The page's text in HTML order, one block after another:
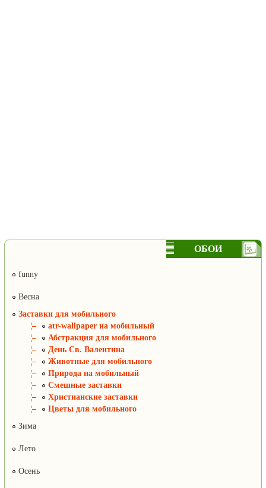
ОБОИ
funny
Весна
Заставки для мобильного
¦–
atr-wallpaper на мобильный
¦–
Абстракция для мобильного
¦–
День Св. Валентина
¦–
Животные для мобильного
¦–
Природа на мобильный
¦–
Смешные заставки
¦–
Христианские заставки
¦–
Цветы для мобильного
Зима
Лето
Осень